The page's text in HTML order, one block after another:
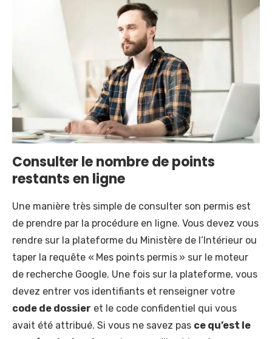
Consulter le nombre de points
restants en ligne
Une manière très simple de consulter son permis est
de prendre par la procédure en ligne. Vous devez vous
rendre sur la plateforme du Ministère de l’Intérieur ou
taper la requête « Mes points permis » sur le moteur
de recherche Google. Une fois sur la plateforme, vous
devez entrer vos identifiants et renseigner votre
code de dossier et le code confidentiel qui vous
avait été attribué. Si vous ne savez pas ce qu’est le